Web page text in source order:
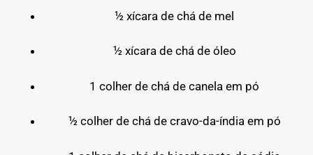
½ xícara de chá de mel
½ xícara de chá de óleo
1 colher de chá de canela em pó
½ colher de chá de cravo-da-índia em pó